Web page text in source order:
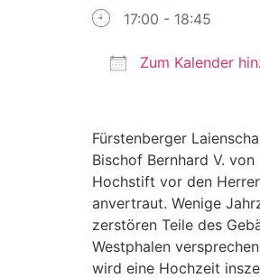
17:00 - 18:45
Zum Kalender
Fürstenberger
Bischof Bernhard V.
Hochstift vor den
anvertraut. Wenige
zerstören Teile des
Westphalen
wird eine Hochzeit